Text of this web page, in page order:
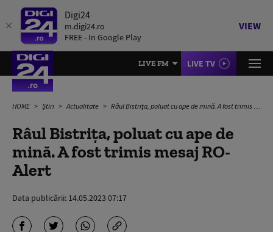
Digi24
m.digi24.ro
FREE - In Google Play
VIEW
LIVE FM LIVE TV
HOME Știri Actualitate Râul Bistriţa, poluat cu ape de mină. A fost trimis mesaj RO-Alert
Râul Bistriţa, poluat cu ape de
mină. A fost trimis mesaj RO-
Alert
Data publicării: 14.05.2023 07:17